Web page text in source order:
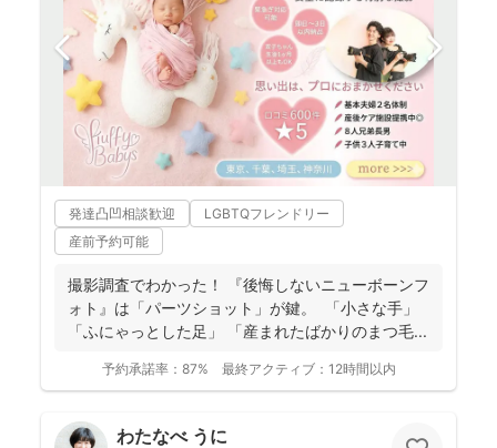
発達凸凹相談歓迎
LGBTQフレンドリー
産前予約可能
撮影調査でわかった！ 『後悔しないニューボーンフ
ォト』は「パーツショット」が鍵。 「小さな手」
「ふにゃっとした足」 「産まれたばかりのまつ毛...
予約承諾率： 87% 最終アクティブ： 12時間以内
わたなべ うに